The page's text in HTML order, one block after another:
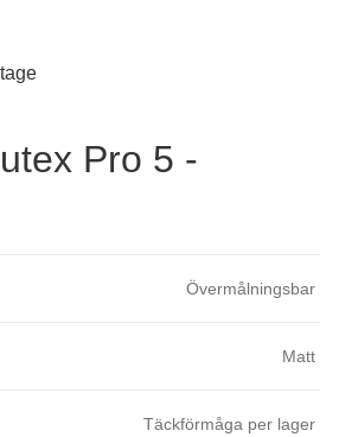
Pro 5 -
Övermålningsbar
Matt
Täckförmåga per lager